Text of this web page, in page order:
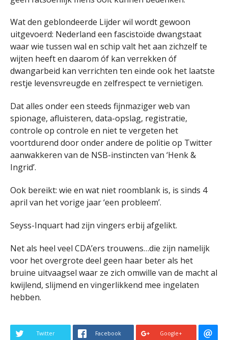
Wat den geblondeerde Lijder wil wordt gewoon
uitgevoerd: Nederland een fascistoïde dwangstaat
waar wie tussen wal en schip valt het aan zichzelf te
wijten heeft en daarom óf kan verrekken óf
dwangarbeid kan verrichten ten einde ook het laatste
restje levensvreugde en zelfrespect te vernietigen.
Dat alles onder een steeds fijnmaziger web van
spionage, afluisteren, data-opslag, registratie,
controle op controle en niet te vergeten het
voortdurend door onder andere de politie op Twitter
aanwakkeren van de NSB-instincten van ‘Henk &
Ingrid’.
Ook bereikt: wie en wat niet roomblank is, is sinds 4
april van het vorige jaar ‘een probleem’.
Seyss-Inquart had zijn vingers erbij afgelikt.
Net als heel veel CDA’ers trouwens…die zijn namelijk
voor het overgrote deel geen haar beter als het
bruine uitvaagsel waar ze zich omwille van de macht al
kwijlend, slijmend en vingerlikkend mee ingelaten
hebben.
Twitter Facebook Google+